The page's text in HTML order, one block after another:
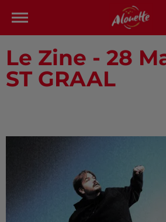
Le Zine - 28
ST GRAAL